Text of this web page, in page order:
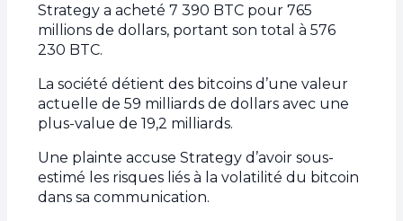
Strategy a acheté 7 390 BTC pour 765
millions de dollars, portant son total à 576
230 BTC.
La société détient des bitcoins d’une valeur
actuelle de 59 milliards de dollars avec une
plus-value de 19,2 milliards.
Une plainte accuse Strategy d’avoir sous-
estimé les risques liés à la volatilité du bitcoin
dans sa communication.